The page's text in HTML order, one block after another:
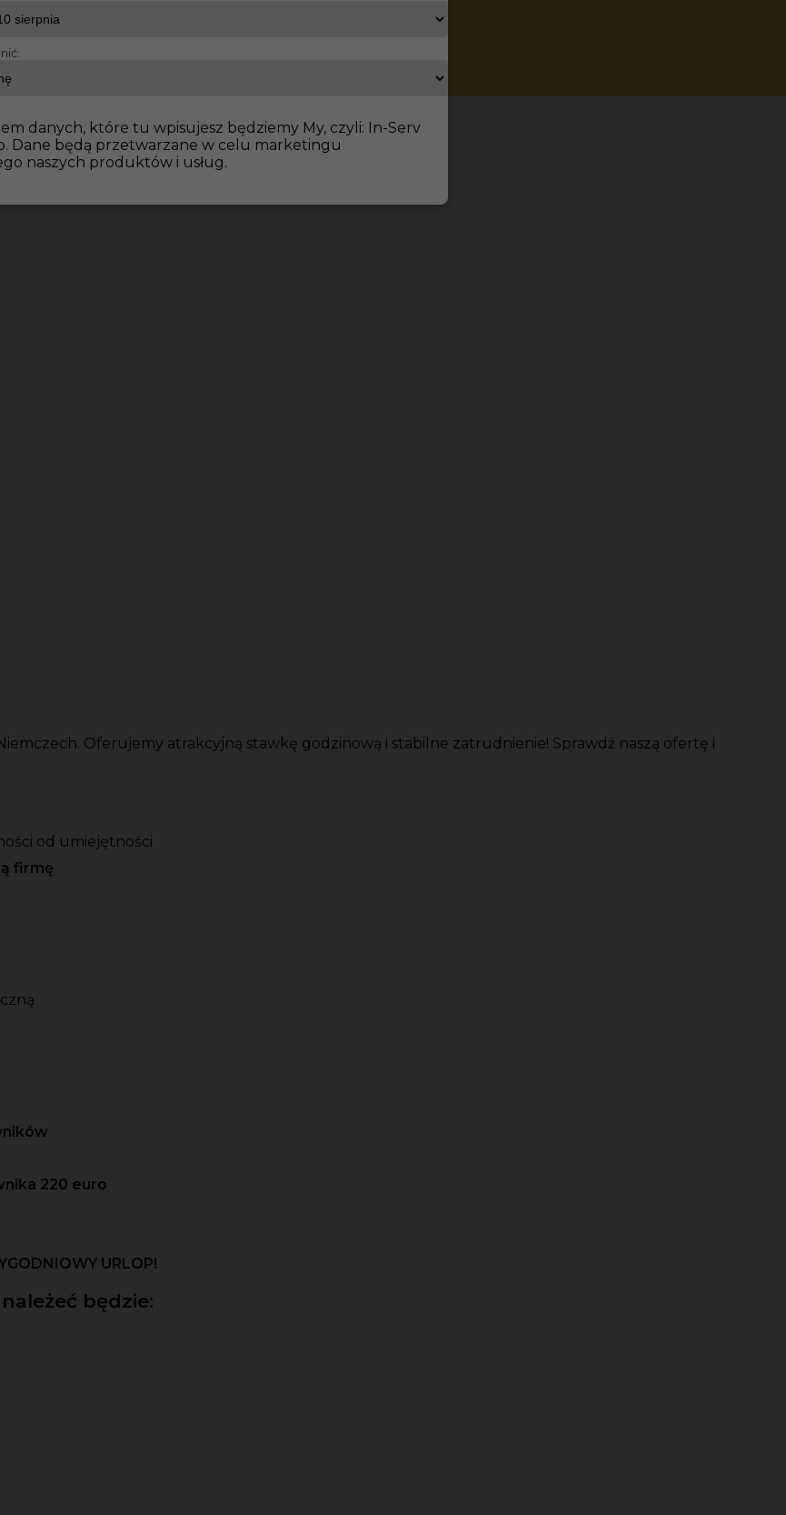
Praca dla kamieniarza Niemcy
Oferujemy atrakcyjną stawkę godzinową i stabilne zatrudnienie! Sprawdź naszą ofertę i
od umiejętności
firmę
220 euro
URLOP!
będzie:
danych, które tu wpisujesz będziemy My, czyli: In-Serv
Dane będą przetwarzane w celu marketingu
naszych produktów i usług.